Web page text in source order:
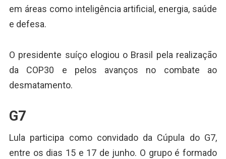
em áreas como inteligência artificial, energia, saúde
e defesa.
O presidente suíço elogiou o Brasil pela realização
da COP30 e pelos avanços no combate ao
desmatamento.
G7
Lula participa como convidado da Cúpula do G7,
entre os dias 15 e 17 de junho. O grupo é formado